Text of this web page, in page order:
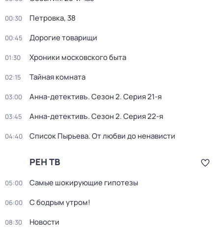
00:30 Петровка, 38
00:45 Дорогие товарищи
01:30 Хроники московского быта
02:15 Тайная комната
03:00 Анна-детективъ. Сезон 2. Серия 21-я
03:45 Анна-детективъ. Сезон 2. Серия 22-я
04:40 Список Пырьева. От любви до ненависти
РЕН ТВ
05:00 Самые шoкиpующие гипотезы
06:00 С бодрым утром!
08:30 Новости